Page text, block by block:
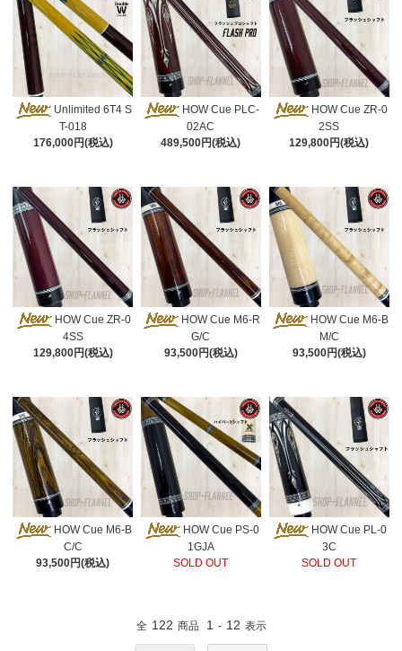
Unlimited 6T4 S
T-018
176,000円(税込)
HOW Cue PLC-
02AC
489,500円(税込)
HOW Cue ZR-0
2SS
129,800円(税込)
HOW Cue ZR-0
4SS
129,800円(税込)
HOW Cue M6-R
G/C
93,500円(税込)
HOW Cue M6-B
M/C
93,500円(税込)
HOW Cue M6-B
C/C
93,500円(税込)
HOW Cue PS-0
1GJA
SOLD OUT
HOW Cue PL-0
3C
SOLD OUT
全 122 商品 1 - 12 表示